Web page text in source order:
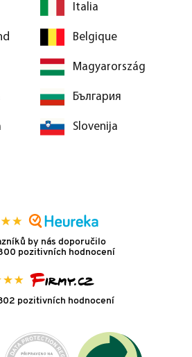
Italia
Belgique
Magyarország
България
Slovenija
by nás doporučilo
pozitivních hodnocení
pozitivních hodnocení